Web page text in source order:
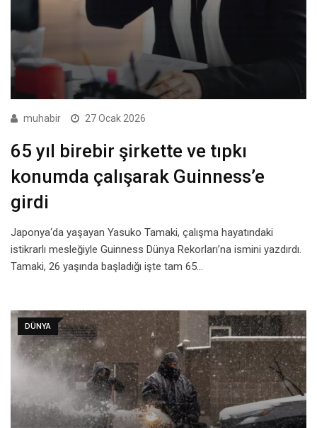
muhabir 27 Ocak 2026
65 yıl birebir şirkette ve tıpkı
konumda çalışarak Guinness’e
girdi
Japonya‘da yaşayan Yasuko Tamaki, çalışma hayatındaki
istikrarlı mesleğiyle Guinness Dünya Rekorları’na ismini yazdırdı.
Tamaki, 26 yaşında başladığı işte tam 65…
DÜNYA